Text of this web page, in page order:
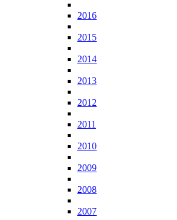
2016
2015
2014
2013
2012
2011
2010
2009
2008
2007